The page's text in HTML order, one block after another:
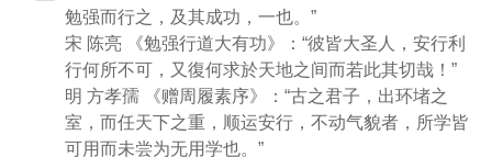
勉强而行之，及其成功，一也。”
宋 陈亮 《勉强行道大有功》：“彼皆大圣人，安行利
行何所不可，又復何求於天地之间而若此其切哉！”
明 方孝孺 《赠周履素序》：“古之君子，出环堵之
室，而任天下之重，顺运安行，不动气貌者，所学皆
可用而未尝为无用学也。”